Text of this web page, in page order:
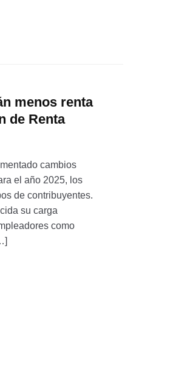
menos renta
de Renta
cambios
el año 2025, los
de contribuyentes.
su carga
como